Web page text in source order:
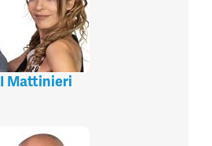
I Mattinieri